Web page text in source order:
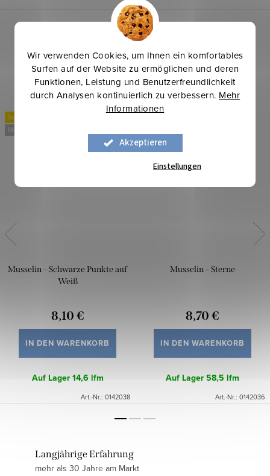
Wir verwenden Cookies, um Ihnen ein komfortables
Surfen auf der Website zu ermöglichen und deren
Funktionen, Leistung und Benutzerfreundlichkeit
durch Analysen kontinuierlich zu verbessern. Mehr
Informationen
Akzeptieren
Einstellungen
Sommerinspirationen
Mehr für weniger
Musselin – Schwarze Punkte auf
Weiß
8,10 €
IN DEN WARENKORB
Auf Lager 14,6 lfm
Art.-Nr.: 0142038
Musselin – Sterne
8,70 €
IN DEN WARENKORB
Auf Lager 58,5 lfm
Art.-Nr.: 0142036
Langjährige Erfahrung
mehr als 30 Jahre am Markt